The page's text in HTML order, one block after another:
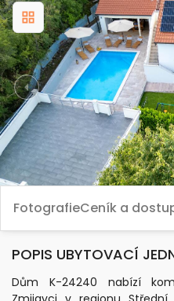
Previous
FotografieCeník a
POPIS UBYTOVACÍ
Dům K-24240 nabízí